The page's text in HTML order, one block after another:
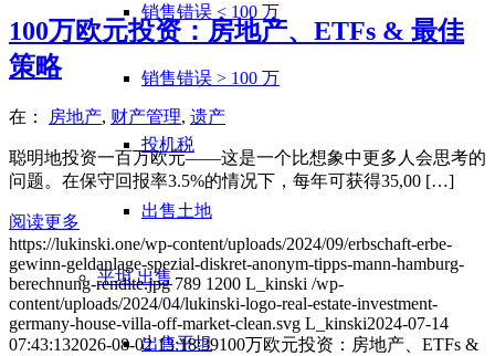
销售错误 < 100 万
销售错误 > 100 万
投机税
出售土地
平坦出售
出售平坦
100万欧元投资：房地产、ETFs & 最佳
策略
在： 房地产, 财产管理, 遗产
聪明地投资一百万欧元——这是一个比想象中更多人会思考的
问题。在保守回报率3.5%的情况下，每年可获得35,00 […]
阅读更多
https://lukinski.one/wp-content/uploads/2024/09/erbschaft-erbe-
gewinn-geldanlage-spezial-diskret-anonym-tipps-mann-hamburg-
berechnung-rendite.jpg 789 1200 L_kinski /wp-
content/uploads/2024/04/lukinski-logo-real-estate-investment-
germany-house-villa-off-market-clean.svg L_kinski2024-07-14
07:43:132026-08-02 13:18:39100万欧元投资：房地产、ETFs &